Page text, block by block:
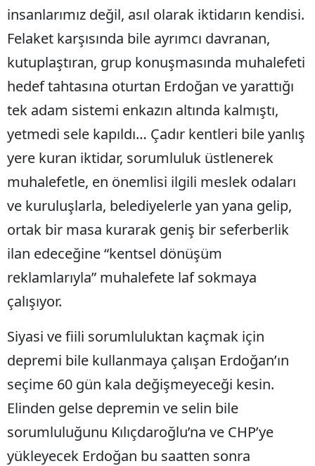
insanlarımız değil, asıl olarak iktidarın kendisi.
Felaket karşısında bile ayrımcı davranan,
kutuplaştıran, grup konuşmasında muhalefeti
hedef tahtasına oturtan Erdoğan ve yarattığı
tek adam sistemi enkazın altında kalmıştı,
yetmedi sele kapıldı… Çadır kentleri bile yanlış
yere kuran iktidar, sorumluluk üstlenerek
muhalefetle, en önemlisi ilgili meslek odaları
ve kuruluşlarla, belediyelerle yan yana gelip,
ortak bir masa kurarak geniş bir seferberlik
ilan edeceğine “kentsel dönüşüm
reklamlarıyla” muhalefete laf sokmaya
çalışıyor.
Siyasi ve fiili sorumluluktan kaçmak için
depremi bile kullanmaya çalışan Erdoğan’ın
seçime 60 gün kala değişmeyeceği kesin.
Elinden gelse depremin ve selin bile
sorumluluğunu Kılıçdaroğlu’na ve CHP’ye
yükleyecek Erdoğan bu saatten sonra